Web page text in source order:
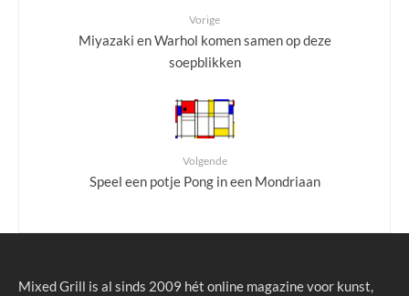
Vorige
Miyazaki en Warhol komen samen op deze
soepblikken
Volgende
Speel een potje Pong in een Mondriaan
Mixed Grill is al sinds 2009 hét online magazine voor kunst,